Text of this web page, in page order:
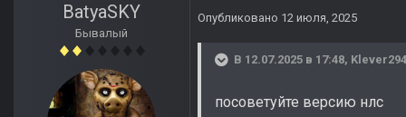
BatyaSKY
Бывалый
Опубликовано 12 июля, 2025
В 12.07.2025 в 17:48, Klever294
посоветуйте версию нлс